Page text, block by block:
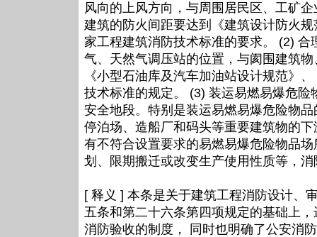
风向的上风方向，与周围居民区、工矿
建筑的防火间距要达到《建筑设计防火
家工程建筑消防技术标准的要求。 (2)
气、天然气调压站的位置，与阂围建筑
《小型石油库及汽车加油站设计规范》
技术标准的规定。 (3) 装运易燃易爆危
安全地段。特别是装运易燃易爆危险物
停泊场、造船厂和码头等重要建筑物的
有不符合设置要求的易燃易爆危险物品
划、限期搬迁或改变生产使用性质等，
[ 释义 ] 本条是关于建筑工程消防设计、
五条和第二十六条第四项规定的基础上
消防验收的制度， 同时也明确了公安消